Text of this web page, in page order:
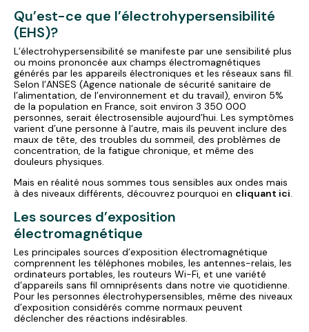
Qu’est-ce que l’électrohypersensibilité
(EHS)?
L’électrohypersensibilité se manifeste par une sensibilité plus
ou moins prononcée aux champs électromagnétiques
générés par les appareils électroniques et les réseaux sans fil.
Selon l’ANSES (Agence nationale de sécurité sanitaire de
l’alimentation, de l’environnement et du travail), environ 5%
de la population en France, soit environ 3 350 000
personnes, serait électrosensible aujourd’hui. Les symptômes
varient d’une personne à l’autre, mais ils peuvent inclure des
maux de tête, des troubles du sommeil, des problèmes de
concentration, de la fatigue chronique, et même des
douleurs physiques.
Mais en réalité nous sommes tous sensibles aux ondes mais
à des niveaux différents, découvrez pourquoi en cliquant ici.
Les sources d’exposition
électromagnétique
Les principales sources d’exposition électromagnétique
comprennent les téléphones mobiles, les antennes-relais, les
ordinateurs portables, les routeurs Wi-Fi, et une variété
d’appareils sans fil omniprésents dans notre vie quotidienne.
Pour les personnes électrohypersensibles, même des niveaux
d’exposition considérés comme normaux peuvent
déclencher des réactions indésirables.